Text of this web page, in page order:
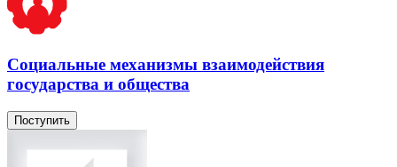
Социальные механизмы взаимодействия
государства и общества
Поступить